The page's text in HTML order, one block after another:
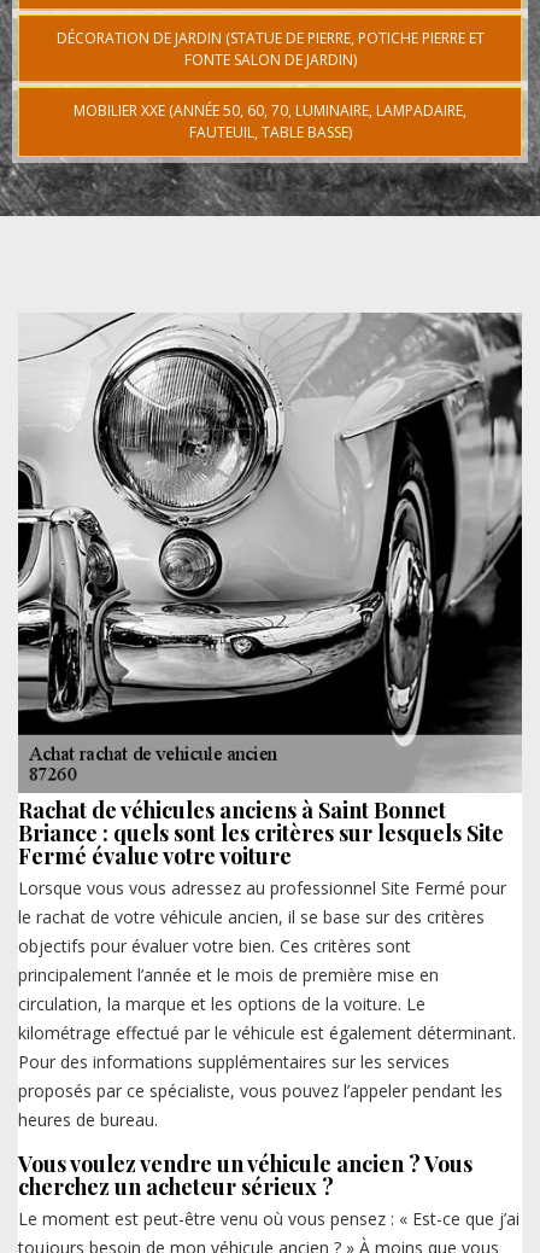
DÉCORATION DE JARDIN (STATUE DE PIERRE, POTICHE PIERRE ET
FONTE SALON DE JARDIN)
MOBILIER XXE (ANNÉE 50, 60, 70, LUMINAIRE, LAMPADAIRE,
FAUTEUIL, TABLE BASSE)
Rachat de véhicules anciens à Saint Bonnet
Briance : quels sont les critères sur lesquels Site
Fermé évalue votre voiture
Lorsque vous vous adressez au professionnel Site Fermé pour
le rachat de votre véhicule ancien, il se base sur des critères
objectifs pour évaluer votre bien. Ces critères sont
principalement l’année et le mois de première mise en
circulation, la marque et les options de la voiture. Le
kilométrage effectué par le véhicule est également déterminant.
Pour des informations supplémentaires sur les services
proposés par ce spécialiste, vous pouvez l’appeler pendant les
heures de bureau.
Vous voulez vendre un véhicule ancien ? Vous
cherchez un acheteur sérieux ?
Le moment est peut-être venu où vous pensez : « Est-ce que j’ai
toujours besoin de mon véhicule ancien ? » À moins que vous